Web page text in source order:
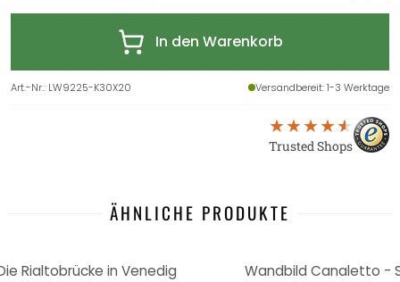
In den Warenkorb
Art.-Nr.: LW9225-K30X20 Versandbereit: 1-3 Werktage
Trusted Shops
ÄHNLICHE PRODUKTE
Rialtobrücke in Venedig
Wandbild Canaletto -